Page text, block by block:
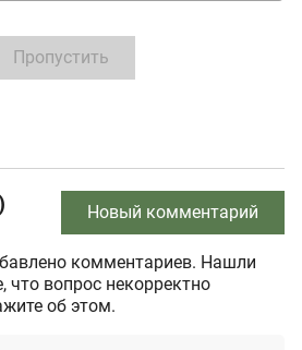
Пропустить
Новый комментарий
комментариев. Нашли
что вопрос некорректно
об этом.